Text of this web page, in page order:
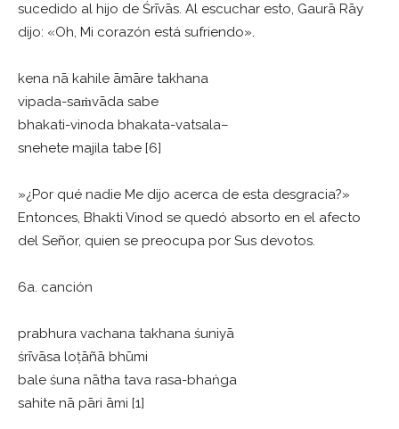
sucedido al hijo de Śrīvās. Al escuchar esto, Gaurā Rāy
dijo: «Oh, Mi corazón está sufriendo».
kena nā kahile āmāre takhana
vipada-saṁvāda sabe
bhakati-vinoda bhakata-vatsala–
snehete majila tabe [6]
»¿Por qué nadie Me dijo acerca de esta desgracia?»
Entonces, Bhakti Vinod se quedó absorto en el afecto
del Señor, quien se preocupa por Sus devotos.
6a. canción
prabhura vachana takhana śuniyā
śrīvāsa loṭāñā bhūmi
bale śuna nātha tava rasa-bhaṅga
sahite nā pāri āmi [1]